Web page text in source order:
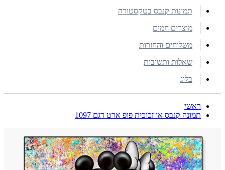
תמונות קנבס בטקסטורה
מוצרים חמים
משלוחים והחזרות
שאלות ותשובות
בלוג
ראשי
תמונה קנבס או זכוכית פופ ארט דגם 1097